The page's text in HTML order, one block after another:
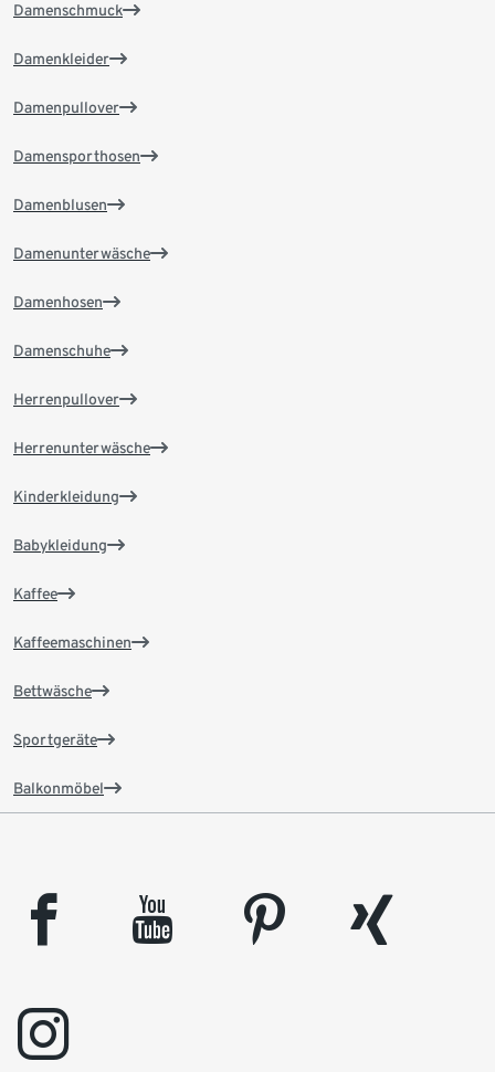
Damenschmuck
Damenkleider
Damenpullover
Damensporthosen
Damenblusen
Damenunterwäsche
Damenhosen
Damenschuhe
Herrenpullover
Herrenunterwäsche
Kinderkleidung
Babykleidung
Kaffee
Kaffeemaschinen
Bettwäsche
Sportgeräte
Balkonmöbel
facebook youtube pinterest
xing
instagram